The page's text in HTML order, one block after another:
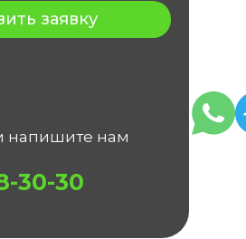
30-30
напишите нам
заявку